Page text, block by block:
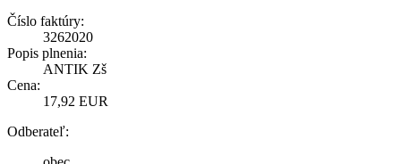
Číslo faktúry:
3262020
Popis plnenia:
ANTIK Zš
Cena:
17,92 EUR
Odberateľ: